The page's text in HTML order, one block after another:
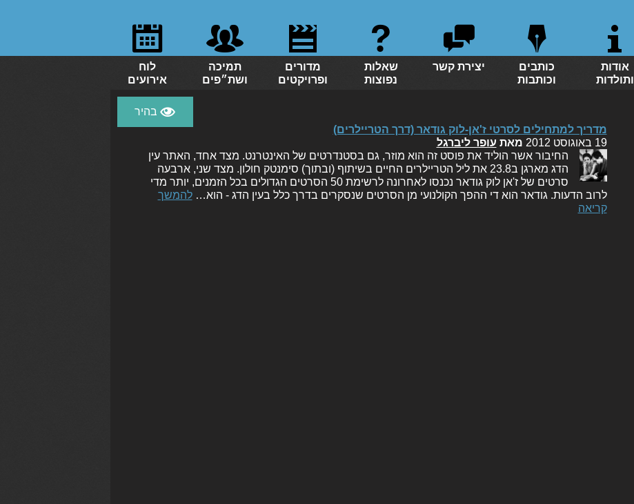
אודות
ותולדות
כותבים
וכותבות
יצירת קשר
שאלות
נפוצות
מדורים
ופרויקטים
תמיכה
ושת״פים
לוח
אירועים
מדריך למתחילים לסרטי ז'אן-לוק גודאר (דרך הטריילרים)
19 באוגוסט 2012
מאת עופר ליברגל
החיבור אשר הוליד את פוסט זה הוא מוזר, גם בסטנדרטים של האינטרנט. מצד אחד, האתר עין
הדג מארגן ב23.8 את ליל הטריילרים החיים בשיתוף (ובתוך) סימנטק חולון. מצד שני, ארבעה
סרטים של ז'אן לוק גודאר נכנסו לאחרונה לרשימת 50 הסרטים הגדולים בכל הזמנים, יותר מדי
לרוב הדעות. גודאר הוא די ההפך הקולנועי מן הסרטים שנסקרים בדרך כלל בעין הדג - הוא…להמשך
קריאה